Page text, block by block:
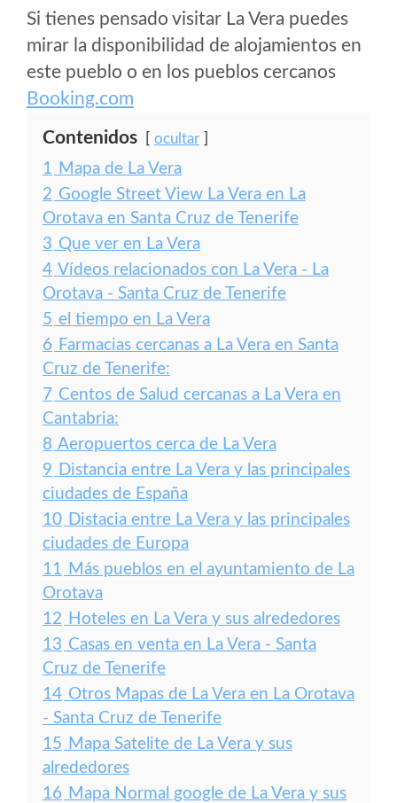
Si tienes pensado visitar La Vera puedes
mirar la disponibilidad de alojamientos en
este pueblo o en los pueblos cercanos
Booking.com
Contenidos ocultar
1 Mapa de La Vera
2 Google Street View La Vera en La
Orotava en Santa Cruz de Tenerife
3 Que ver en La Vera
4 Vídeos relacionados con La Vera - La
Orotava - Santa Cruz de Tenerife
5 el tiempo en La Vera
6 Farmacias cercanas a La Vera en Santa
Cruz de Tenerife:
7 Centos de Salud cercanas a La Vera en
Cantabria:
8 Aeropuertos cerca de La Vera
9 Distancia entre La Vera y las principales
ciudades de España
10 Distacia entre La Vera y las principales
ciudades de Europa
11 Más pueblos en el ayuntamiento de La
Orotava
12 Hoteles en La Vera y sus alrededores
13 Casas en venta en La Vera - Santa
Cruz de Tenerife
14 Otros Mapas de La Vera en La Orotava
- Santa Cruz de Tenerife
15 Mapa Satelite de La Vera y sus
alrededores
16 Mapa Normal google de La Vera y sus